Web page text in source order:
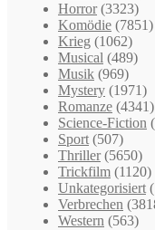
Horror (3323)
Komödie (7851)
Krieg (1062)
Musical (489)
Musik (969)
Mystery (1971)
Romanze (4341)
Science-Fiction
Sport (507)
Thriller (5650)
Trickfilm (1120)
Unkategorisiert
Verbrechen
Western (563)